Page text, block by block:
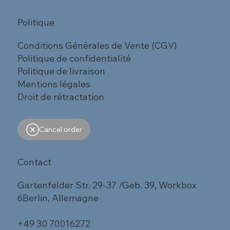
Politique
Conditions Générales de Vente (CGV)
Politique de confidentialité
Politique de livraison
Mentions légales
Droit de rétractation
Cancel order
Contact
Gartenfelder Str. 29-37 /Geb. 39, Workbox
6Berlin, Allemagne
+49 30 70016272